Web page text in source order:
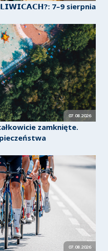
7–9 sierpnia
07.08.2026
zamknięte.
07.08.2026